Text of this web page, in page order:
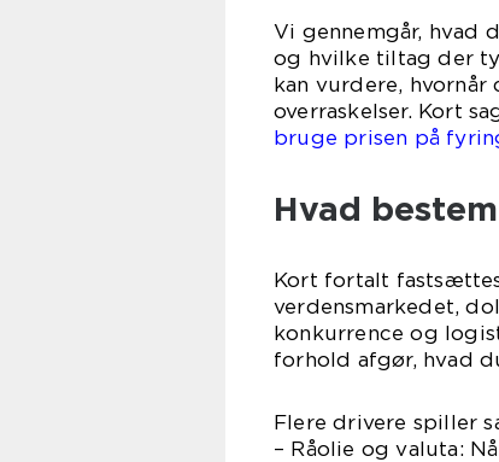
Vi gennemgår, hvad
og hvilke tiltag der
kan vurdere,
overraskelser. Kort
bruge prisen på
Hvad
Kort fortalt
verdensmarkedet,
konkurrence og
forhold afgør, hvad
Flere drivere spiller
– Råolie og valuta: